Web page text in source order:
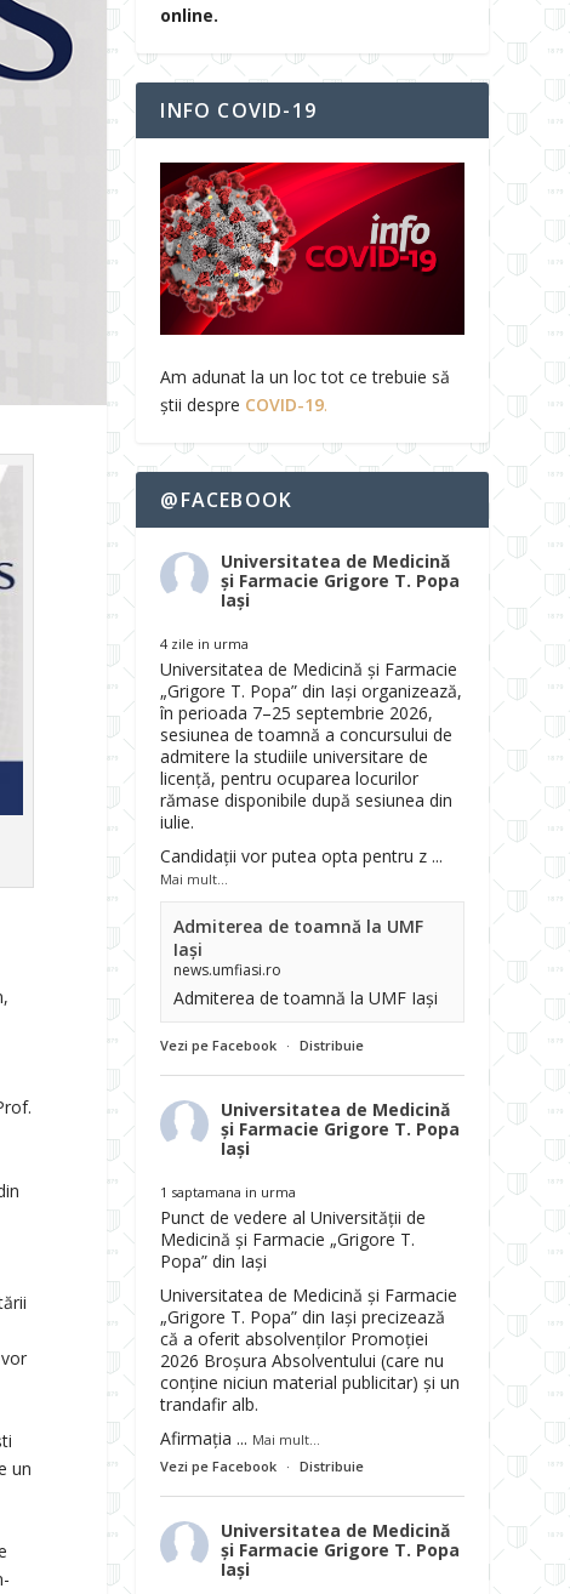
un
online.
INFO COVID-19
Am adunat la un loc tot ce trebuie să
știi despre COVID-19.
@FACEBOOK
Universitatea de Medicină
și Farmacie Grigore T. Popa
Iași
4 zile in urma
Universitatea de Medicină și Farmacie
„Grigore T. Popa” din Iași organizează,
în perioada 7–25 septembrie 2026,
sesiunea de toamnă a concursului de
admitere la studiile universitare de
licență, pentru ocuparea locurilor
rămase disponibile după sesiunea din
iulie.
Candidații vor putea opta pentru z ...
Mai mult...
Admiterea de toamnă la UMF
Iași
news.umfiasi.ro
Admiterea de toamnă la UMF Iași
Vezi pe Facebook · Distribuie
Universitatea de Medicină
și Farmacie Grigore T. Popa
Iași
1 saptamana in urma
Punct de vedere al Universității de
Medicină și Farmacie „Grigore T.
Popa” din Iași
Universitatea de Medicină și Farmacie
„Grigore T. Popa” din Iași precizează
că a oferit absolvenților Promoției
2026 Broșura Absolventului (care nu
conține niciun material publicitar) și un
trandafir alb.
Afirmația ... Mai mult...
Vezi pe Facebook · Distribuie
Universitatea de Medicină
și Farmacie Grigore T. Popa
Iași